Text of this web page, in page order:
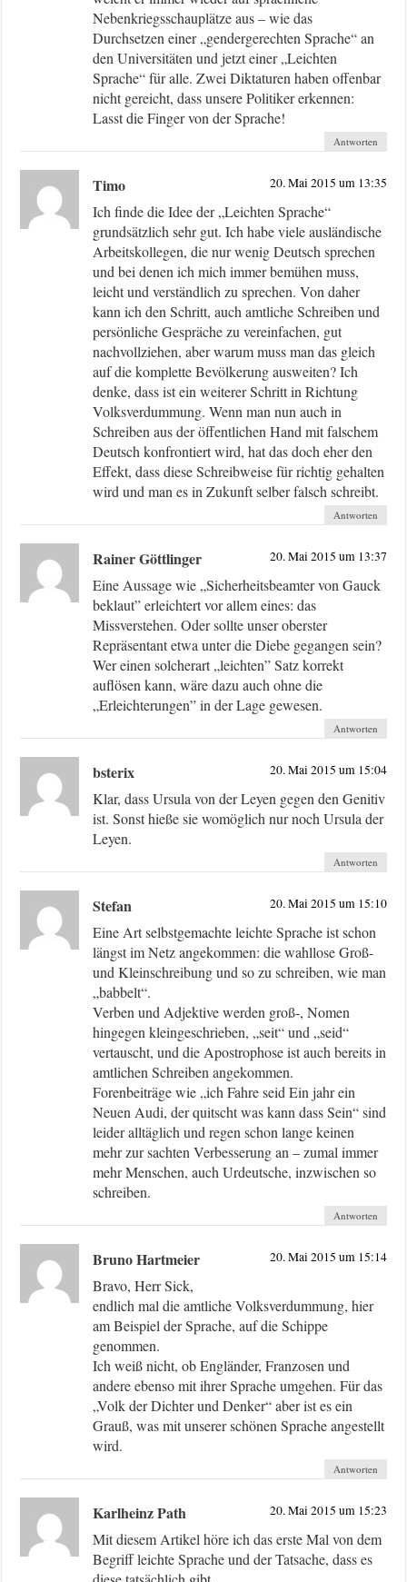
Nebenkriegsschauplätze aus – wie das
Durchsetzen einer „gendergerechten Sprache“ an
den Universitäten und jetzt einer „Leichten
Sprache“ für alle. Zwei Diktaturen haben offenbar
nicht gereicht, dass unsere Politiker erkennen:
Lasst die Finger von der Sprache!
Antworten
Timo 20. Mai 2015 um 13:35
Ich finde die Idee der „Leichten Sprache“
grundsätzlich sehr gut. Ich habe viele ausländische
Arbeitskollegen, die nur wenig Deutsch sprechen
und bei denen ich mich immer bemühen muss,
leicht und verständlich zu sprechen. Von daher
kann ich den Schritt, auch amtliche Schreiben und
persönliche Gespräche zu vereinfachen, gut
nachvollziehen, aber warum muss man das gleich
auf die komplette Bevölkerung ausweiten? Ich
denke, dass ist ein weiterer Schritt in Richtung
Volksverdummung. Wenn man nun auch in
Schreiben aus der öffentlichen Hand mit falschem
Deutsch konfrontiert wird, hat das doch eher den
Effekt, dass diese Schreibweise für richtig gehalten
wird und man es in Zukunft selber falsch schreibt.
Antworten
Rainer Göttlinger 20. Mai 2015 um 13:37
Eine Aussage wie „Sicherheitsbeamter von Gauck
beklaut” erleichtert vor allem eines: das
Missverstehen. Oder sollte unser oberster
Repräsentant etwa unter die Diebe gegangen sein?
Wer einen solcherart „leichten” Satz korrekt
auflösen kann, wäre dazu auch ohne die
„Erleichterungen” in der Lage gewesen.
Antworten
bsterix 20. Mai 2015 um 15:04
Klar, dass Ursula von der Leyen gegen den Genitiv
ist. Sonst hieße sie womöglich nur noch Ursula der
Leyen.
Antworten
Stefan 20. Mai 2015 um 15:10
Eine Art selbstgemachte leichte Sprache ist schon
längst im Netz angekommen: die wahllose Groß-
und Kleinschreibung und so zu schreiben, wie man
„babbelt“.
Verben und Adjektive werden groß-, Nomen
hingegen kleingeschrieben, „seit“ und „seid“
vertauscht, und die Apostrophose ist auch bereits in
amtlichen Schreiben angekommen.
Forenbeiträge wie „ich Fahre seid Ein jahr ein
Neuen Audi, der quitscht was kann dass Sein“ sind
leider alltäglich und regen schon lange keinen
mehr zur sachten Verbesserung an – zumal immer
mehr Menschen, auch Urdeutsche, inzwischen so
schreiben.
Antworten
Bruno Hartmeier 20. Mai 2015 um 15:14
Bravo, Herr Sick,
endlich mal die amtliche Volksverdummung, hier
am Beispiel der Sprache, auf die Schippe
genommen.
Ich weiß nicht, ob Engländer, Franzosen und
andere ebenso mit ihrer Sprache umgehen. Für das
„Volk der Dichter und Denker“ aber ist es ein
Grauß, was mit unserer schönen Sprache angestellt
wird.
Antworten
Karlheinz Path 20. Mai 2015 um 15:23
Mit diesem Artikel höre ich das erste Mal von dem
Begriff leichte Sprache und der Tatsache, dass es